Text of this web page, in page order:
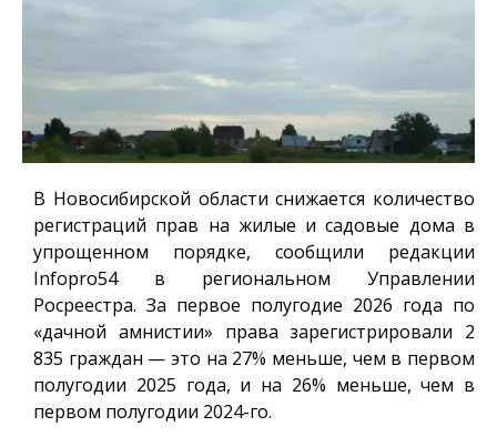
В Новосибирской области снижается количество
регистраций прав на жилые и садовые дома в
упрощенном порядке, сообщили редакции
Infopro54в региональном Управлении
Росреестра. За первое полугодие 2026 года по
«дачной амнистии» права зарегистрировали 2
835 граждан — это на 27% меньше, чем в первом
полугодии 2025 года, и на 26% меньше, чем в
первом полугодии 2024-го.